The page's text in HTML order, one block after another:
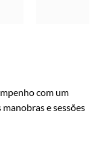
com um
e sessões